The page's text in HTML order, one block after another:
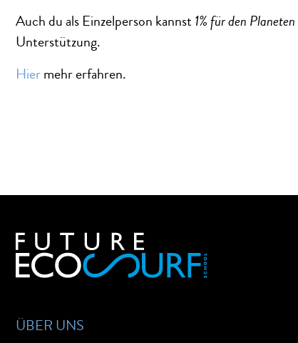
Auch du als Einzelperson kannst1% für den Planeten
Unterstützung.
Hiermehr erfahren.
ÜBER UNS